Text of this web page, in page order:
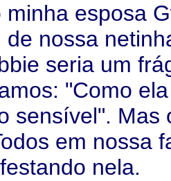
minha esposa
de nossa
seria um
"Como
sensível". Mas
em nossa
nela.